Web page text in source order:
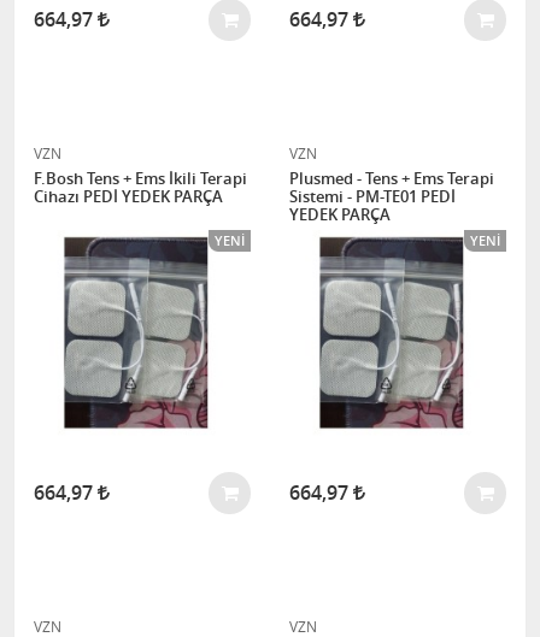
664,97 664,97
VZN
F.Bosh Tens + Ems İkili Terapi
Cihazı PEDİ YEDEK PARÇA
YENI
664,97
VZN
Plusmed - Tens + Ems Terapi
Sistemi - PM-TE01 PEDİ
YEDEK PARÇA
YENI
664,97
VZN VZN